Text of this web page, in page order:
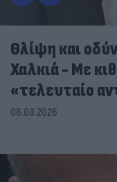
Θλίψη και
Χαλκιά - Με
«τελευταίο
06.08.2026